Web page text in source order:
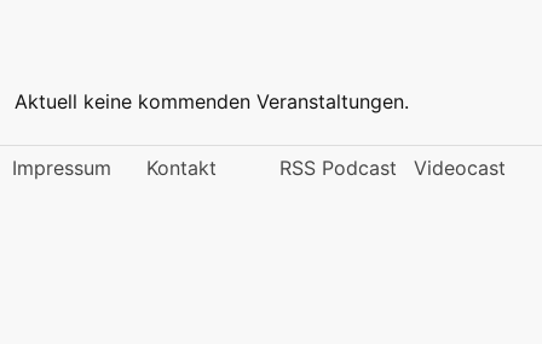
Aktuell keine kommenden Veranstaltungen.
Impressum Kontakt RSS Podcast Videocast